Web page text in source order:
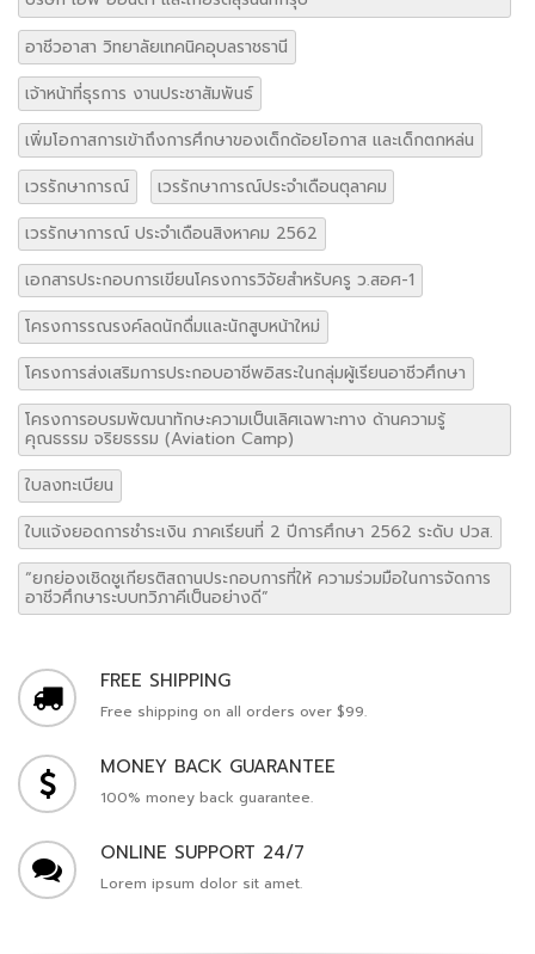
เอกสารประกอบการเขียนโครงการวิจัยสำหรับครู ว.สอศ-1
โครงการรณรงค์ลดนักดื่มและนักสูบหน้าใหม่
โครงการส่งเสริมการประกอบอาชีพอิสระในกลุ่มผู้เรียนอาชีวศึกษา
โครงการอบรมพัฒนาทักษะความเป็นเลิศเฉพาะทาง ด้านความรู้
คุณธรรม จริยธรรม (Aviation Camp)
ใบลงทะเบียน
ใบแจ้งยอดการชำระเงิน ภาคเรียนที่ 2 ปีการศึกษา 2562 ระดับ ปวส.
“ยกย่องเชิดชูเกียรติสถานประกอบการที่ให้ ความร่วมมือในการจัดการ
อาชีวศึกษาระบบทวิภาคีเป็นอย่างดี”
FREE SHIPPING
Free shipping on all orders over $99.
MONEY BACK GUARANTEE
100% money back guarantee.
ONLINE SUPPORT 24/7
Lorem ipsum dolor sit amet.